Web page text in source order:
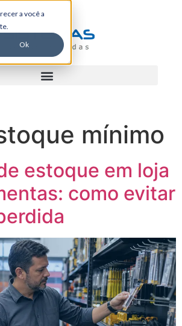
a você a
Ok
mínimo
estoque em loja
como evitar